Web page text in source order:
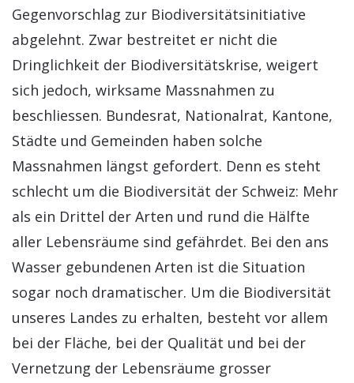
Gegenvorschlag zur Biodiversitätsinitiative
abgelehnt. Zwar bestreitet er nicht die
Dringlichkeit der Biodiversitätskrise, weigert
sich jedoch, wirksame Massnahmen zu
beschliessen. Bundesrat, Nationalrat, Kantone,
Städte und Gemeinden haben solche
Massnahmen längst gefordert. Denn es steht
schlecht um die Biodiversität der Schweiz: Mehr
als ein Drittel der Arten und rund die Hälfte
aller Lebensräume sind gefährdet. Bei den ans
Wasser gebundenen Arten ist die Situation
sogar noch dramatischer. Um die Biodiversität
unseres Landes zu erhalten, besteht vor allem
bei der Fläche, bei der Qualität und bei der
Vernetzung der Lebensräume grosser